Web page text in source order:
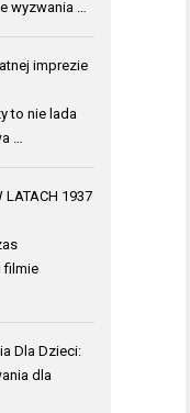
wyzwania …
imprezie
to nie lada
…
LATACH 1937
filmie
Dla Dzieci:
dla